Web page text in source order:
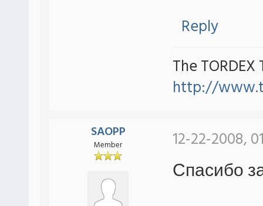
Reply
The TORDEX
http://
SAOPP
Member 12-22-2008,
Спасибо